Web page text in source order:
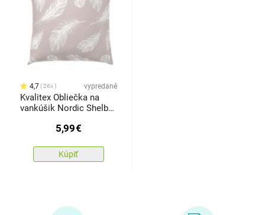
4,7 26x vypredané
Kvalitex Obliečka na
vankúšik Nordic Shelby
5,99€
Kúpiť